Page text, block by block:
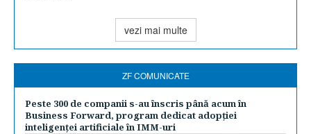
vezi mai multe
ZF COMUNICATE
Peste 300 de companii s-au înscris până acum în
Business Forward, program dedicat adopției
inteligenței artificiale în IMM-uri